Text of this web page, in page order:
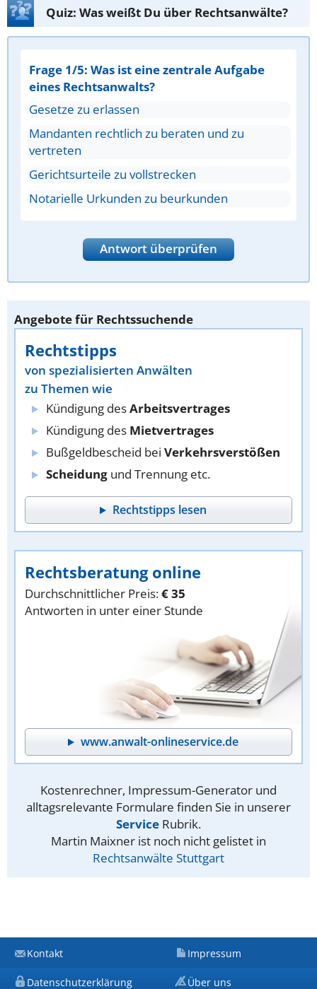
Quiz: Was weißt Du über Rechtsanwälte?
Frage 1/5: Was ist eine zentrale Aufgabe
eines Rechtsanwalts?
Gesetze zu erlassen
Mandanten rechtlich zu beraten und zu
vertreten
Gerichtsurteile zu vollstrecken
Notarielle Urkunden zu beurkunden
Antwort überprüfen
Angebote für Rechtssuchende
Rechtstipps
von spezialisierten Anwälten
zu Themen wie
Kündigung desArbeitsvertrages
Kündigung des Mietvertrages
Bußgeldbescheid bei Verkehrsverstößen
Scheidung und Trennung etc.
Rechtstipps lesen
Rechtsberatung online
Durchschnittlicher Preis:€ 35
Antworten in unter einer Stunde
www.anwalt-onlineservice.de
Kostenrechner, Impressum-Generator und
alltagsrelevante Formulare finden Sie in unserer
Service Rubrik.
Martin Maixner ist noch nicht gelistet in
Rechtsanwälte Stuttgart
Kontakt Impressum
Datenschutzerklärung Über uns